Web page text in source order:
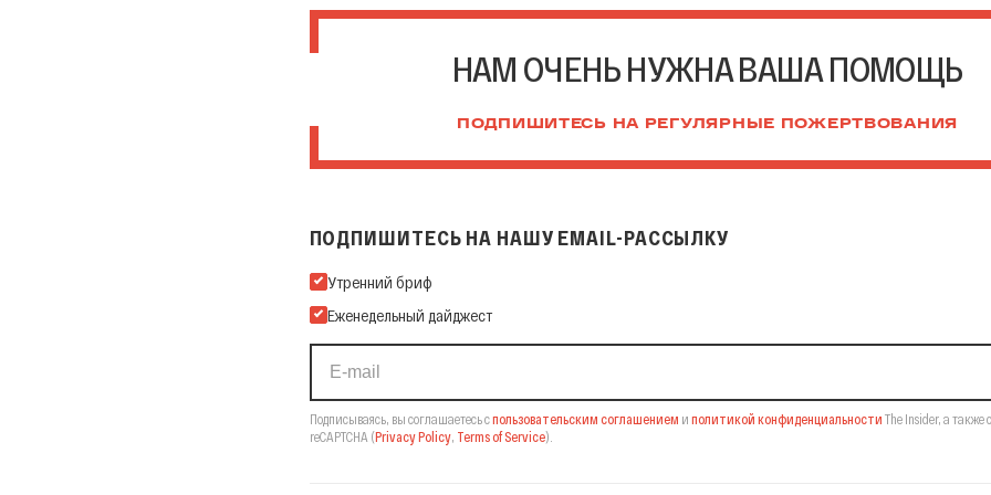
НАМ ОЧЕНЬ НУЖНА ВАША ПОМОЩЬ
ПОДПИШИТЕСЬ НА РЕГУЛЯРНЫЕ ПОЖЕРТВОВАНИЯ
ПОДПИШИТЕСЬ НА НАШУ EMAIL-РАССЫЛКУ
Подпишитесь на нашу Email-рассылку
Утренний бриф
Еженедельный дайджест
Подписываясь, вы соглашаетесь спользовательским соглашением и политикой конфиденциальности The Insider, а также
reCAPTCHA (Privacy Policy, Terms of Service).